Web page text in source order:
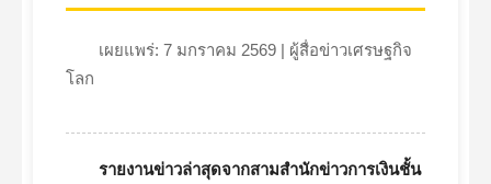
เผยแพร่: 7 มกราคม 2569 | ผู้สื่อข่าวเศรษฐกิจ
โลก
รายงานข่าวล่าสุดจากสามสำนักข่าวการเงินชั้น